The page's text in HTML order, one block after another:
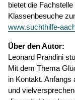
bietet die
Klassenbesuche
www.suchthilfe-
Über den Autor:
Leonard Prandini
Mit dem Thema
in Kontakt. Anfangs
und